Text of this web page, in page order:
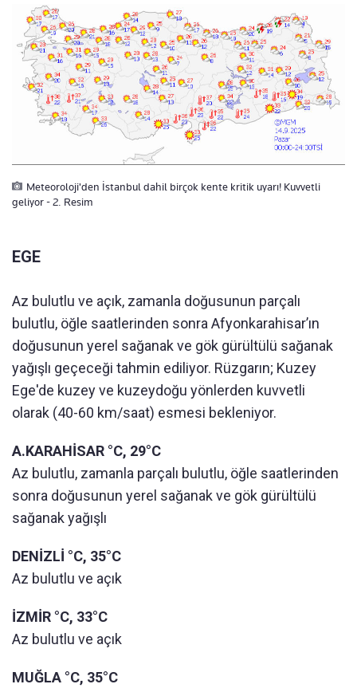
Meteoroloji'den İstanbul dahil birçok kente kritik uyarı! Kuvvetli
geliyor - 2. Resim
EGE
Az bulutlu ve açık, zamanla doğusunun parçalı
bulutlu, öğle saatlerinden sonra Afyonkarahisar’ın
doğusunun yerel sağanak ve gök gürültülü sağanak
yağışlı geçeceği tahmin ediliyor. Rüzgarın; Kuzey
Ege'de kuzey ve kuzeydoğu yönlerden kuvvetli
olarak (40-60 km/saat) esmesi bekleniyor.
A.KARAHİSAR °C, 29°C
Az bulutlu, zamanla parçalı bulutlu, öğle saatlerinden
sonra doğusunun yerel sağanak ve gök gürültülü
sağanak yağışlı
DENİZLİ °C, 35°C
Az bulutlu ve açık
İZMİR °C, 33°C
Az bulutlu ve açık
MUĞLA °C, 35°C